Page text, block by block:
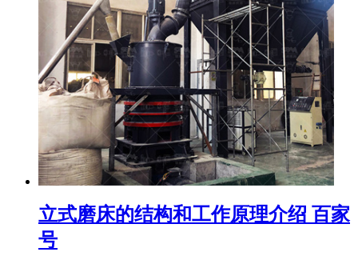
立式磨床的结构和工作原理介绍 百家
号